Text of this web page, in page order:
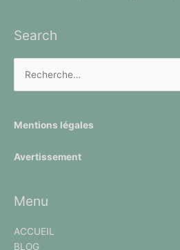
Search
Mentions légales
Avertissement
Menu
ACCUEIL
BLOG